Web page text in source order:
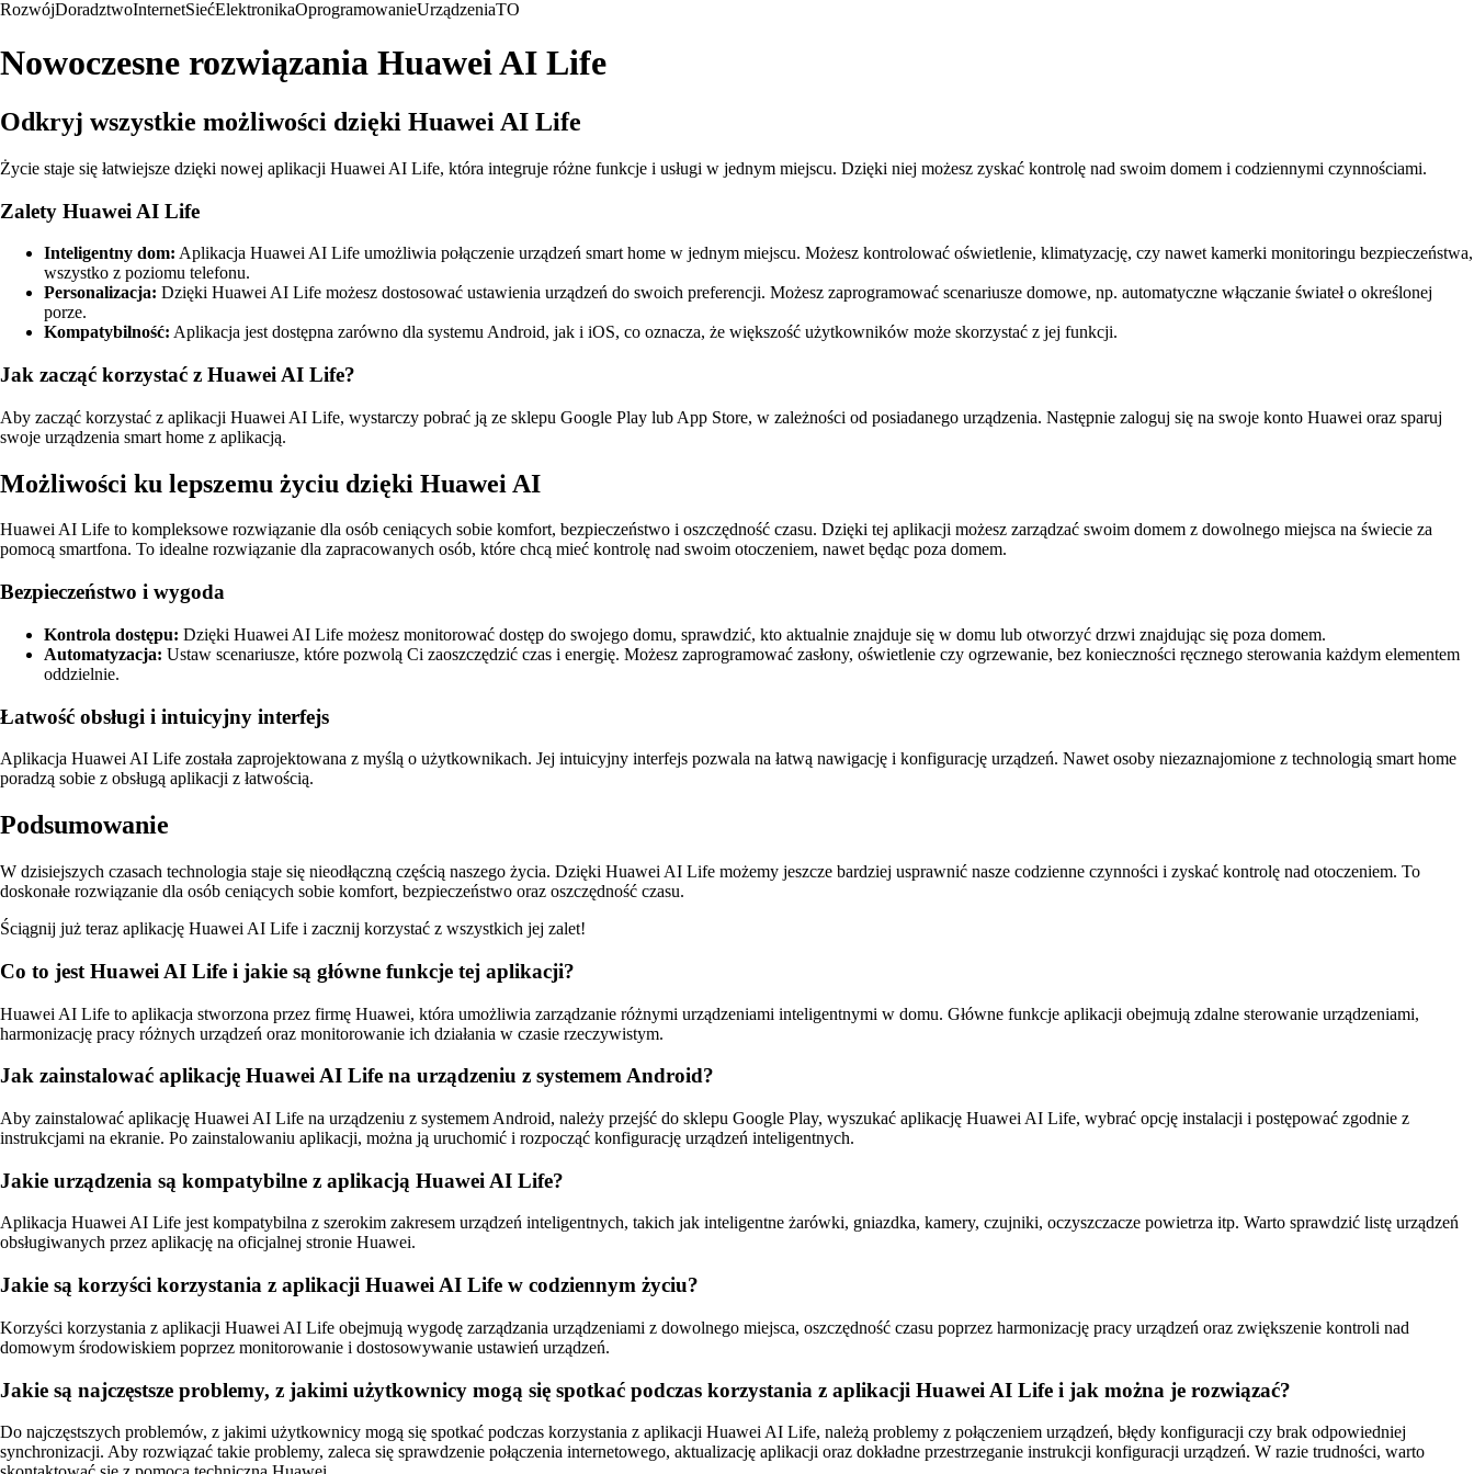
RozwójDoradztwoInternetSiećElektronikaOprogramowanieUrządzeniaTO
Nowoczesne rozwiązania Huawei AI Life
Odkryj wszystkie możliwości dzięki Huawei AI Life
Życie staje się łatwiejsze dzięki nowej aplikacji Huawei AI Life, która integruje różne funkcje i usługi w jednym miejscu. Dzięki niej możesz zyskać kontrolę nad swoim domem i codziennymi czynnościami.
Zalety Huawei AI Life
Inteligentny dom: Aplikacja Huawei AI Life umożliwia połączenie urządzeń smart home w jednym miejscu. Możesz kontrolować oświetlenie, klimatyzację, czy nawet kamerki monitoringu bezpieczeństwa,
wszystko z poziomu telefonu.
Personalizacja: Dzięki Huawei AI Life możesz dostosować ustawienia urządzeń do swoich preferencji. Możesz zaprogramować scenariusze domowe, np. automatyczne włączanie świateł o określonej
porze.
Kompatybilność: Aplikacja jest dostępna zarówno dla systemu Android, jak i iOS, co oznacza, że większość użytkowników może skorzystać z jej funkcji.
Jak zacząć korzystać z Huawei AI Life?
Aby zacząć korzystać z aplikacji Huawei AI Life, wystarczy pobrać ją ze sklepu Google Play lub App Store, w zależności od posiadanego urządzenia. Następnie zaloguj się na swoje konto Huawei oraz sparuj
swoje urządzenia smart home z aplikacją.
Możliwości ku lepszemu życiu dzięki Huawei AI
Huawei AI Life to kompleksowe rozwiązanie dla osób ceniących sobie komfort, bezpieczeństwo i oszczędność czasu. Dzięki tej aplikacji możesz zarządzać swoim domem z dowolnego miejsca na świecie za
pomocą smartfona. To idealne rozwiązanie dla zapracowanych osób, które chcą mieć kontrolę nad swoim otoczeniem, nawet będąc poza domem.
Bezpieczeństwo i wygoda
Kontrola dostępu: Dzięki Huawei AI Life możesz monitorować dostęp do swojego domu, sprawdzić, kto aktualnie znajduje się w domu lub otworzyć drzwi znajdując się poza domem.
Automatyzacja: Ustaw scenariusze, które pozwolą Ci zaoszczędzić czas i energię. Możesz zaprogramować zasłony, oświetlenie czy ogrzewanie, bez konieczności ręcznego sterowania każdym elementem
oddzielnie.
Łatwość obsługi i intuicyjny interfejs
Aplikacja Huawei AI Life została zaprojektowana z myślą o użytkownikach. Jej intuicyjny interfejs pozwala na łatwą nawigację i konfigurację urządzeń. Nawet osoby niezaznajomione z technologią smart home
poradzą sobie z obsługą aplikacji z łatwością.
Podsumowanie
W dzisiejszych czasach technologia staje się nieodłączną częścią naszego życia. Dzięki Huawei AI Life możemy jeszcze bardziej usprawnić nasze codzienne czynności i zyskać kontrolę nad otoczeniem. To
doskonałe rozwiązanie dla osób ceniących sobie komfort, bezpieczeństwo oraz oszczędność czasu.
Ściągnij już teraz aplikację Huawei AI Life i zacznij korzystać z wszystkich jej zalet!
Co to jest Huawei AI Life i jakie są główne funkcje tej aplikacji?
Huawei AI Life to aplikacja stworzona przez firmę Huawei, która umożliwia zarządzanie różnymi urządzeniami inteligentnymi w domu. Główne funkcje aplikacji obejmują zdalne sterowanie urządzeniami,
harmonizację pracy różnych urządzeń oraz monitorowanie ich działania w czasie rzeczywistym.
Jak zainstalować aplikację Huawei AI Life na urządzeniu z systemem Android?
Aby zainstalować aplikację Huawei AI Life na urządzeniu z systemem Android, należy przejść do sklepu Google Play, wyszukać aplikację Huawei AI Life, wybrać opcję instalacji i postępować zgodnie z
instrukcjami na ekranie. Po zainstalowaniu aplikacji, można ją uruchomić i rozpocząć konfigurację urządzeń inteligentnych.
Jakie urządzenia są kompatybilne z aplikacją Huawei AI Life?
Aplikacja Huawei AI Life jest kompatybilna z szerokim zakresem urządzeń inteligentnych, takich jak inteligentne żarówki, gniazdka, kamery, czujniki, oczyszczacze powietrza itp. Warto sprawdzić listę urządzeń
obsługiwanych przez aplikację na oficjalnej stronie Huawei.
Jakie są korzyści korzystania z aplikacji Huawei AI Life w codziennym życiu?
Korzyści korzystania z aplikacji Huawei AI Life obejmują wygodę zarządzania urządzeniami z dowolnego miejsca, oszczędność czasu poprzez harmonizację pracy urządzeń oraz zwiększenie kontroli nad
domowym środowiskiem poprzez monitorowanie i dostosowywanie ustawień urządzeń.
Jakie są najczęstsze problemy, z jakimi użytkownicy mogą się spotkać podczas korzystania z aplikacji Huawei AI Life i jak można je rozwiązać?
Do najczęstszych problemów, z jakimi użytkownicy mogą się spotkać podczas korzystania z aplikacji Huawei AI Life, należą problemy z połączeniem urządzeń, błędy konfiguracji czy brak odpowiedniej
synchronizacji. Aby rozwiązać takie problemy, zaleca się sprawdzenie połączenia internetowego, aktualizację aplikacji oraz dokładne przestrzeganie instrukcji konfiguracji urządzeń. W razie trudności, warto